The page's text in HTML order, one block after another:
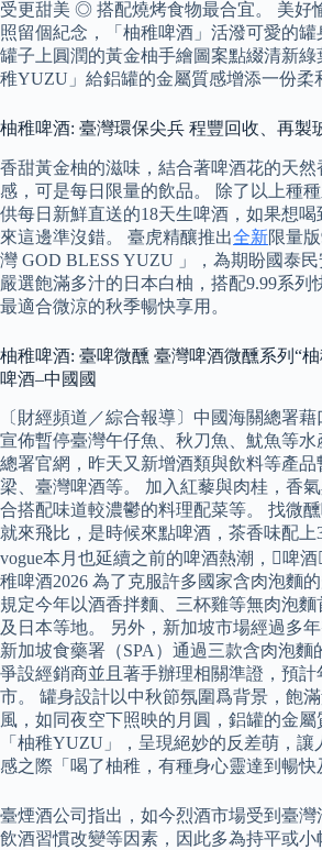
受更甜美 ◎ 搭配燒烤食物最合宜。 美好
照留個紀念，「柚稚啤酒」活潑可愛的罐
罐子上圓潤的黃金柚手繪圖案點綴清新
稚YUZU」給鋁罐的金屬質感增添一份柔
柚稚啤酒: 臺灣環保尖兵 程豐回收、再製
香甜黃金柚的滋味，結合著啤酒花的天然
感，可是每日限量的飲品。 除了以上種
供每日新鮮直送的18天生啤酒，如果想
來這邊準沒錯。 臺虎精釀推出全新限量
灣 GOD BLESS YUZU 」，為期盼國泰民
嚴選飽滿多汁的日本白柚，搭配9.99系列
最適合微涼的秋季暢快享用。
柚稚啤酒: 臺啤微醺 臺灣啤酒微醺系列“
啤酒–中國國
〔財經頻道／綜合報導〕中國海關總署
宣佈暫停臺灣午仔魚、秋刀魚、魷魚等
總署官網，昨天又新增酒類與飲料等產品
梁、臺灣啤酒等。 加入紅藜與肉桂，香
合搭配味道較濃鬱的料理配菜等。 找微
就來飛比，是時候來點啤酒，茶香味配上
vogue本月也延續之前的啤酒熱潮，啤酒
稚啤酒2026 為了克服許多國家含肉泡麵的
規定今年以酒香拌麵、三杯雞等無肉泡麵
及日本等地。 另外，新加坡市場經過多
新加坡食藥署（SPA）通過三款含肉泡麵
爭設經銷商並且著手辦理相關準證，預計
市。 罐身設計以中秋節氛圍爲背景，飽
風，如同夜空下照映的月圓，鋁罐的金
「柚稚YUZU」，呈現絕妙的反差萌，
感之際「喝了柚稚，有種身心靈達到暢快
臺煙酒公司指出，如今烈酒市場受到臺
飲酒習慣改變等因素，因此多為持平或